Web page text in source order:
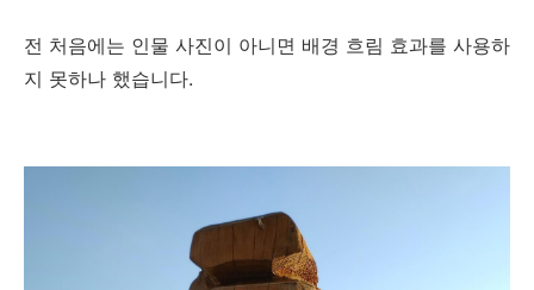
전 처음에는 인물 사진이 아니면 배경 흐림 효과를 사용하
지 못하나 했습니다.